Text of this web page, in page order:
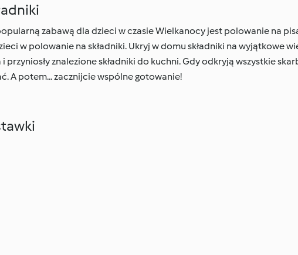
zabawą dla dzieci w czasie Wielkanocy jest polowanie na
w polowanie na składniki. Ukryj w domu składniki na wyjątkowe
przyniosły znalezione składniki do kuchni. Gdy odkryją wszystkie
A potem... zacznijcie wspólne gotowanie!